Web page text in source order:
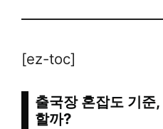
[ez-toc]
출국장 혼잡도 기준
할까?